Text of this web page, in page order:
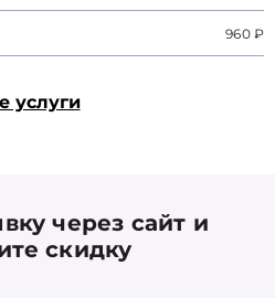
960 ₽
услуги
через сайт и
скидку